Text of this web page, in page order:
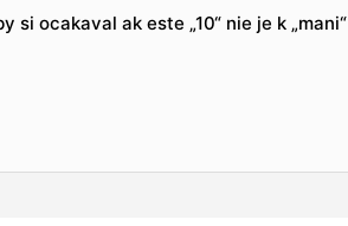
si ocakaval ak este „10“ nie je k „mani“